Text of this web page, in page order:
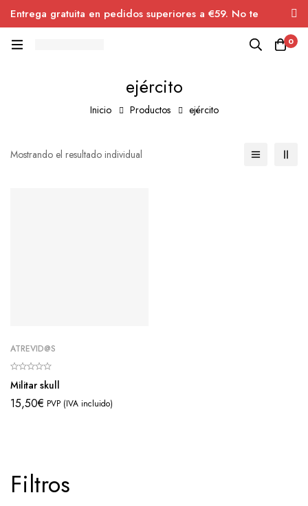
Entrega gratuita en pedidos superiores a €59. No te
pierdas el descuento.
0
ejército
Inicio Productos ejército
Filtros
Mostrando el resultado individual
ATREVID@S
Militar skull
15,50€ PVP (IVA incluido)